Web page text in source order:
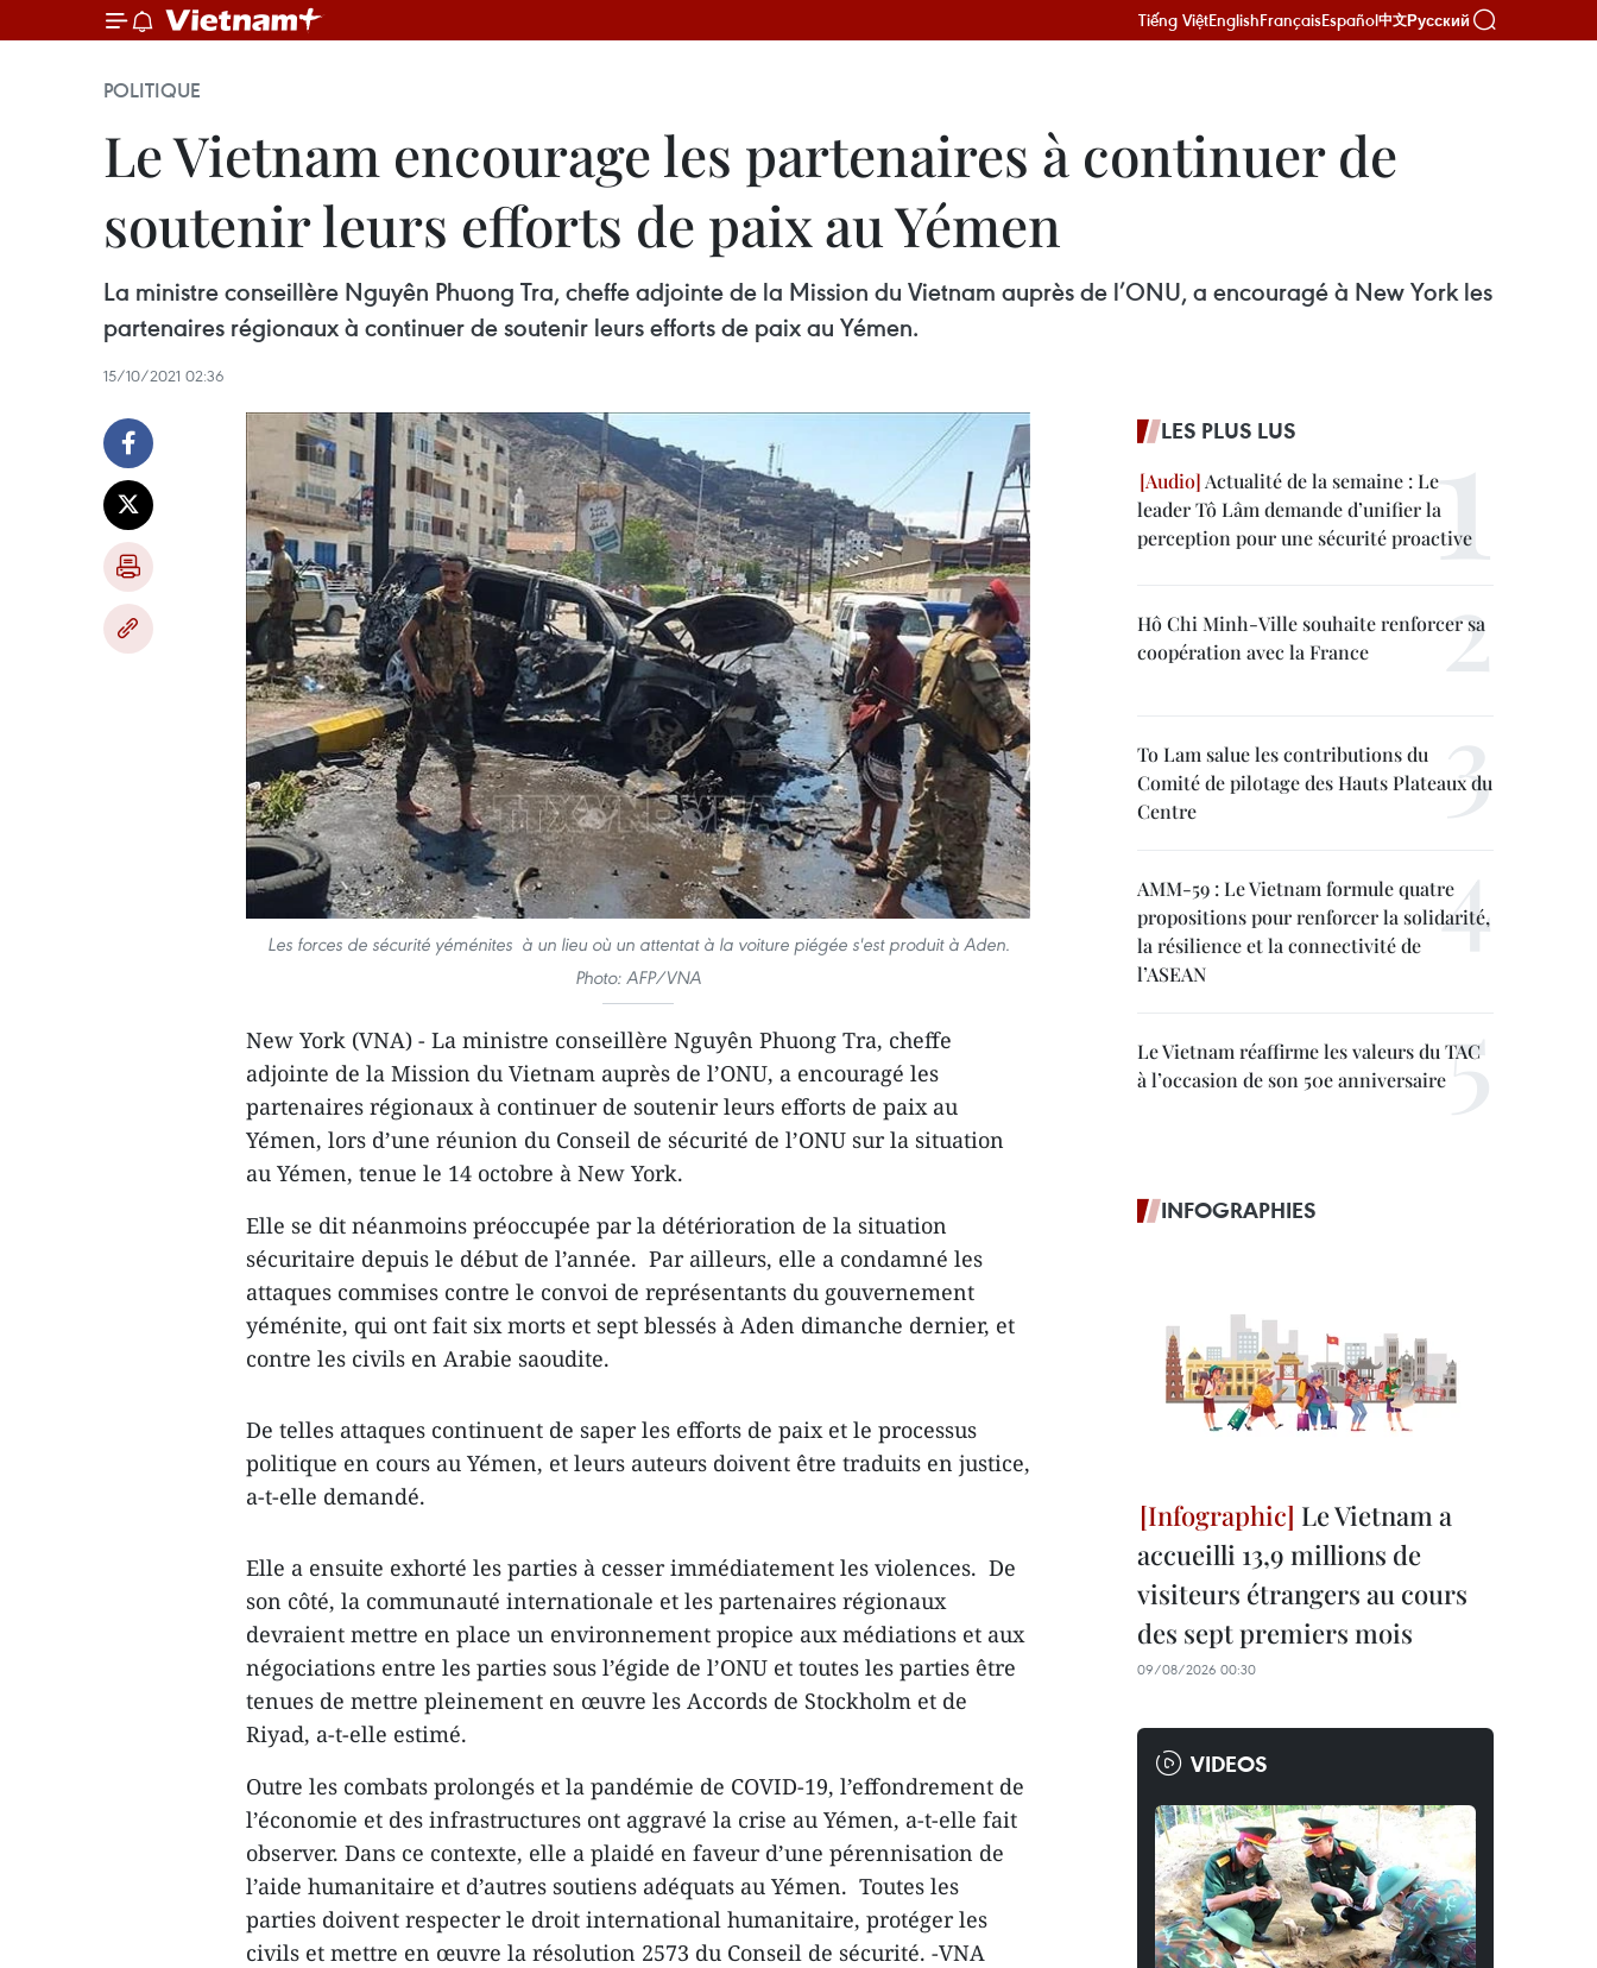
Tiếng ViệtEnglishFrançaisEspañol中文Русский
POLITIQUE
Le Vietnam encourage les partenaires à continuer de
soutenir leurs efforts de paix au Yémen
La ministre conseillère Nguyên Phuong Tra, cheffe adjointe de la Mission du Vietnam auprès de l’ONU, a encouragé à New York les
partenaires régionaux à continuer de soutenir leurs efforts de paix au Yémen.
15/10/2021 02:36
Les forces de sécurité yéménites à un lieu où un attentat à la voiture piégée s'est produit à Aden.
Photo: AFP/VNA
New York (VNA) - La ministre conseillère Nguyên Phuong Tra, cheffe
adjointe de la Mission du Vietnam auprès de l’ONU, a encouragé les
partenaires régionaux à continuer de soutenir leurs efforts de paix au
Yémen, lors d’une réunion du Conseil de sécurité de l’ONU sur la situation
au Yémen, tenue le 14 octobre à New York.
Elle se dit néanmoins préoccupée par la détérioration de la situation
sécuritaire depuis le début de l’année. Par ailleurs, elle a condamné les
attaques commises contre le convoi de représentants du gouvernement
yéménite, qui ont fait six morts et sept blessés à Aden dimanche dernier, et
contre les civils en Arabie saoudite.
De telles attaques continuent de saper les efforts de paix et le processus
politique en cours au Yémen, et leurs auteurs doivent être traduits en justice,
a-t-elle demandé.
Elle a ensuite exhorté les parties à cesser immédiatement les violences. De
son côté, la communauté internationale et les partenaires régionaux
devraient mettre en place un environnement propice aux médiations et aux
négociations entre les parties sous l’égide de l’ONU et toutes les parties être
tenues de mettre pleinement en œuvre les Accords de Stockholm et de
Riyad, a-t-elle estimé.
Outre les combats prolongés et la pandémie de COVID-19, l’effondrement de
l’économie et des infrastructures ont aggravé la crise au Yémen, a-t-elle fait
observer. Dans ce contexte, elle a plaidé en faveur d’une pérennisation de
l’aide humanitaire et d’autres soutiens adéquats au Yémen. Toutes les
parties doivent respecter le droit international humanitaire, protéger les
civils et mettre en œuvre la résolution 2573 du Conseil de sécurité. -VNA
LES PLUS LUS
Actualité de la semaine : Le
leader Tô Lâm demande d’unifier la
perception pour une sécurité proactive
Hô Chi Minh-Ville souhaite renforcer sa
coopération avec la France
To Lam salue les contributions du
Comité de pilotage des Hauts Plateaux du
Centre
AMM-59 : Le Vietnam formule quatre
propositions pour renforcer la solidarité,
la résilience et la connectivité de
l’ASEAN
Le Vietnam réaffirme les valeurs du TAC
à l’occasion de son 50e anniversaire
INFOGRAPHIES
Le Vietnam a
accueilli 13,9 millions de
visiteurs étrangers au cours
des sept premiers mois
09/08/2026 00:30
VIDEOS